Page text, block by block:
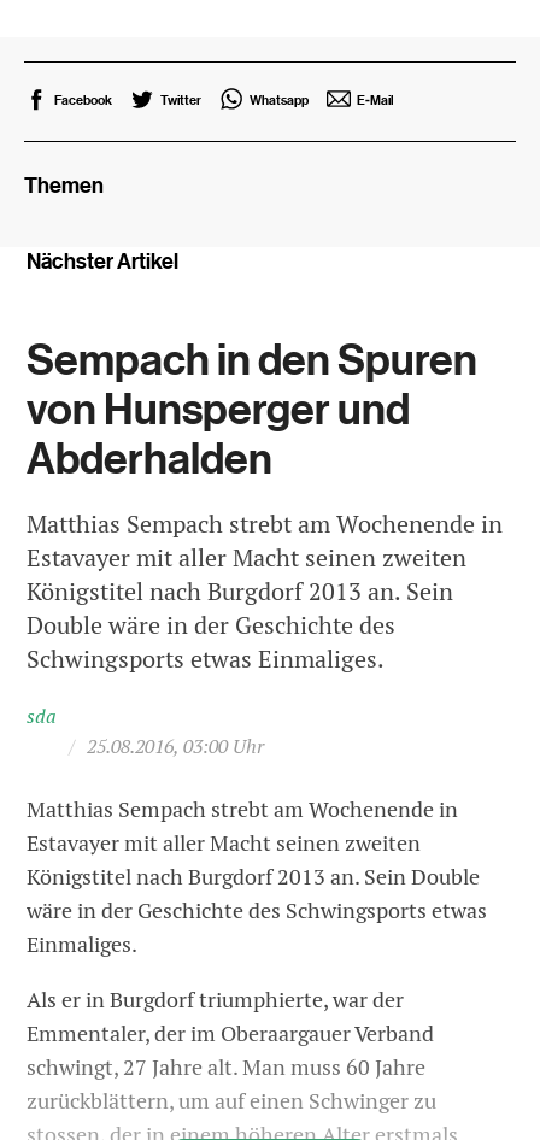
Facebook Twitter Whatsapp E-Mail
Themen
Nächster Artikel
Sempach in den Spuren
von Hunsperger und
Abderhalden
Matthias Sempach strebt am Wochenende in
Estavayer mit aller Macht seinen zweiten
Königstitel nach Burgdorf 2013 an. Sein
Double wäre in der Geschichte des
Schwingsports etwas Einmaliges.
sda
/ 25.08.2016, 03:00 Uhr
Matthias Sempach strebt am Wochenende in
Estavayer mit aller Macht seinen zweiten
Königstitel nach Burgdorf 2013 an. Sein Double
wäre in der Geschichte des Schwingsports etwas
Einmaliges.
Als er in Burgdorf triumphierte, war der
Emmentaler, der im Oberaargauer Verband
schwingt, 27 Jahre alt. Man muss 60 Jahre
zurückblättern, um auf einen Schwinger zu
stossen, der in einem höheren Alter erstmals